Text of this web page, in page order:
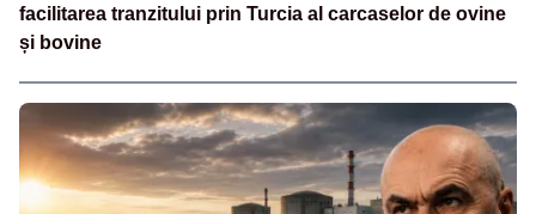
facilitarea tranzitului prin Turcia al carcaselor de ovine
și bovine